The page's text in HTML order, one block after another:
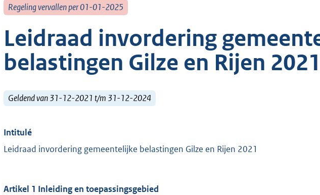
Regeling vervallen per 01-01-2025
Leidraad invordering
belastingen Gilze en Rijen 2021
Geldend van 31-12-2021 t/m 31-12-2024
Intitulé
Leidraad invordering gemeentelijke belastingen Gilze en Rijen 2021
Artikel 1 Inleiding en toepassingsgebied